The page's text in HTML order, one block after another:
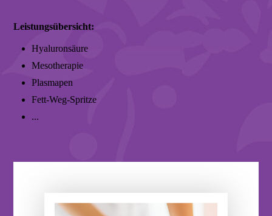
Leistungsübersicht:
Hyaluronsäure
Mesotherapie
Plasmapen
Fett-Weg-Spritze
...